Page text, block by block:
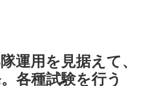
運用を見据えて、
各種試験を行う